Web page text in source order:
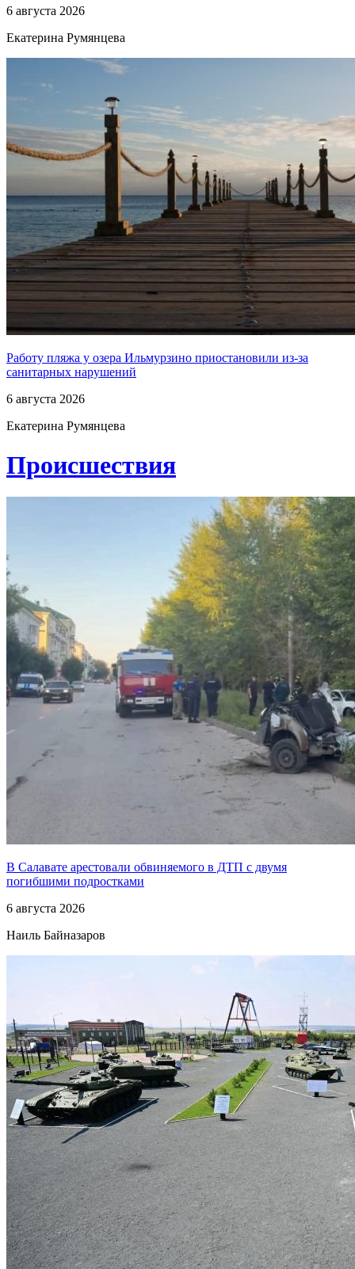
6 августа 2026
Екатерина Румянцева
Работу пляжа у озера Ильмурзино приостановили из-за
санитарных нарушений
6 августа 2026
Екатерина Румянцева
Проиcшествия
В Салавате арестовали обвиняемого в ДТП с двумя
погибшими подростками
6 августа 2026
Наиль Байназаров